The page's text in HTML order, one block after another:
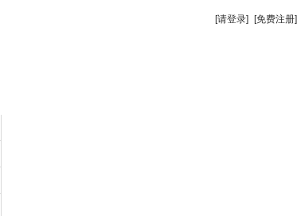
[请登录] [免费注册]